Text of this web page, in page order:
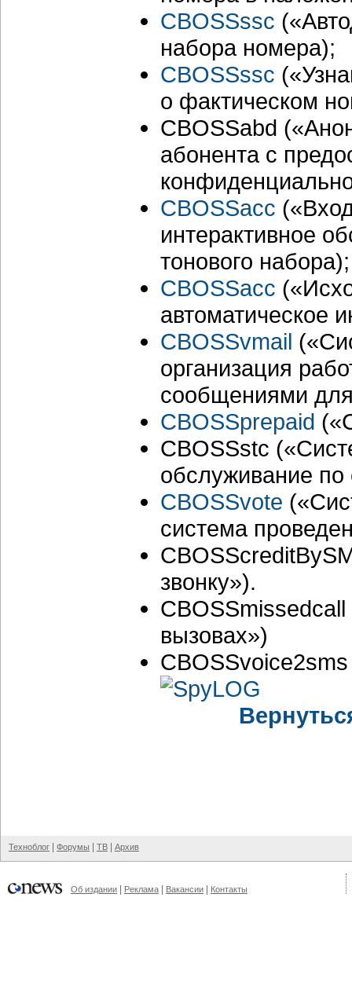
CBOSSssc
набора номера);
CBOSSssc
о фактическом
CBOSSabd
абонента с
CBOSSacc
интерактивное
тонового набора);
CBOSSacc
автоматическое
CBOSSvmail
организация
сообщениями
CBOSSprepaid
CBOSSstc
обслуживание
CBOSSvote
система
звонку»).
вызовах»)
Техноблог Форумы ТВ Архив
Об издании Реклама Вакансии Контакты